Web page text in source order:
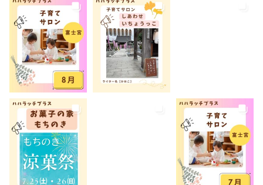
弁当 我が家のコロナ対策 手土産
撮影スポット 有料
未就学児 水遊び 求人 洋菓子
産後ケア 病児保育 病後児保育
美容 老舗店 観光地
託児あり 託児有り 転入ママ
防災 離乳食持ち込みOK 雨でも遊べる
音楽 養成講座